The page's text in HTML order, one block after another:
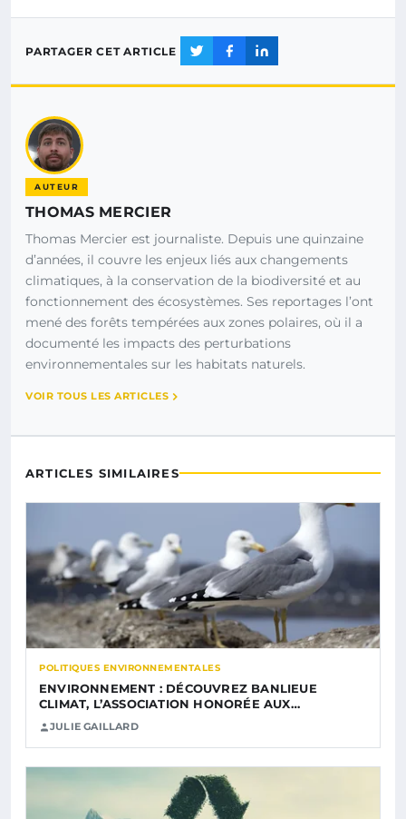
PARTAGER CET ARTICLE
AUTEUR
THOMAS MERCIER
Thomas Mercier est journaliste. Depuis une quinzaine
d’années, il couvre les enjeux liés aux changements
climatiques, à la conservation de la biodiversité et au
fonctionnement des écosystèmes. Ses reportages l’ont
mené des forêts tempérées aux zones polaires, où il a
documenté les impacts des perturbations
environnementales sur les habitats naturels.
VOIR TOUS LES ARTICLES
ARTICLES SIMILAIRES
POLITIQUES ENVIRONNEMENTALES
ENVIRONNEMENT : DÉCOUVREZ BANLIEUE
CLIMAT, L’ASSOCIATION HONORÉE AUX…
JULIE GAILLARD